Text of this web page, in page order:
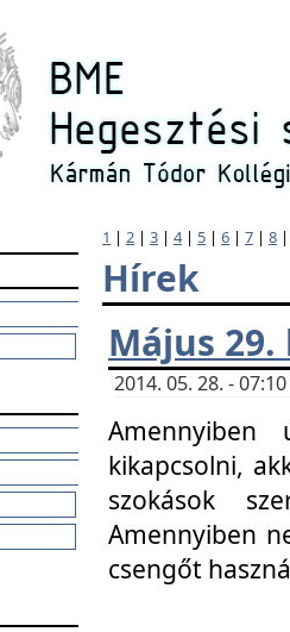
1 | 2 | 3 | 4| 5 | 6 | 7 | 8
Hírek
Május
2014. 05. 28. -
kikapcsolni,
szokások
Amennyiben
csengőt